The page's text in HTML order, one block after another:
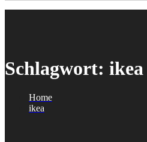
Schlagwort: ikea
Home
ikea